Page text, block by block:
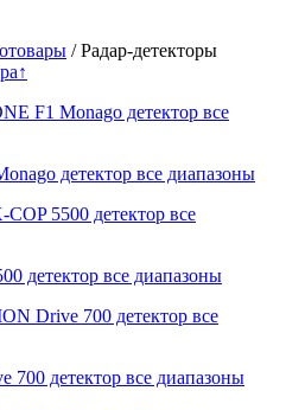
/Радар-детекторы
детектор все диапазоны
детектор все диапазоны
детектор все диапазоны